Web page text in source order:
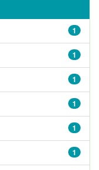
1
1
1
1
1
1